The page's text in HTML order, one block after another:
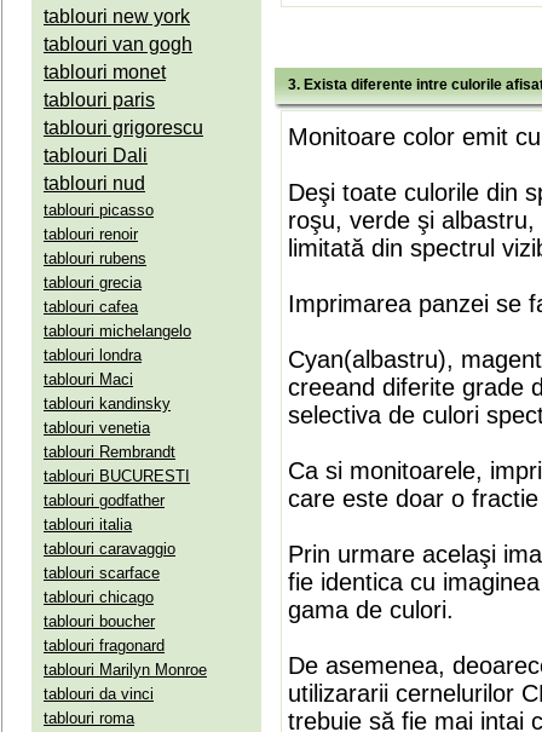
tablouri new york
tablouri van gogh
tablouri monet
tablouri paris
tablouri grigorescu
tablouri Dali
tablouri nud
tablouri picasso
tablouri renoir
tablouri rubens
tablouri grecia
tablouri cafea
tablouri michelangelo
tablouri londra
tablouri Maci
tablouri kandinsky
tablouri venetia
tablouri Rembrandt
tablouri BUCURESTI
tablouri godfather
tablouri italia
tablouri caravaggio
tablouri scarface
tablouri chicago
tablouri boucher
tablouri fragonard
tablouri Marilyn Monroe
tablouri da vinci
tablouri roma
3. Exista diferente intre culorile
Monitoare color emit
Deşi toate culorile din
roşu, verde şi
limitată din spectrul
Imprimarea panzei se
Cyan(albastru),
creeand diferite grade
selectiva de culori
Ca si monitoarele,
care este doar o
Prin urmare acelaşi
fie identica cu
gama de culori.
De asemenea,
utilizararii cernelurilor
trebuie să fie mai intai